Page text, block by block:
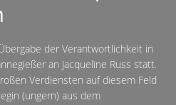
der Verantwortlichkeit in
an Jacqueline Russ statt.
Verdiensten auf diesem Feld
(ungern) aus dem